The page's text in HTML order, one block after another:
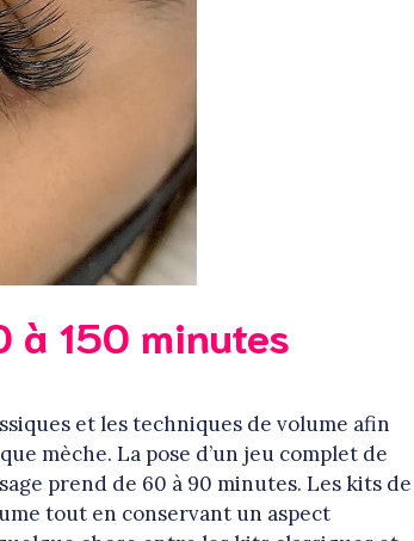
à 150 minutes
et les techniques de volume afin
mèche. La pose d’un jeu complet de
prend de 60 à 90 minutes. Les kits de
tout en conservant un aspect